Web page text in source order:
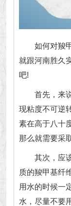
如何对羧
就跟河南胜久
吧!
首先，来说
现粘度不可逆
素在高于八十
那么就需要采
其次，应该
质的羧甲基纤
用水的时候一
水，尽量不要